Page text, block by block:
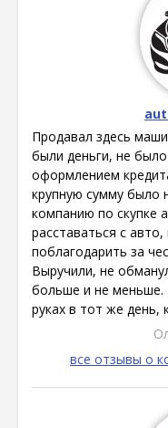
Продавал здесь
были деньги, не
оформлением
крупную сумму было
компанию по скупке
расставаться с
поблагодарить за
Выручили, не
больше и не меньше.
руках в тот же день,
все отзывы о